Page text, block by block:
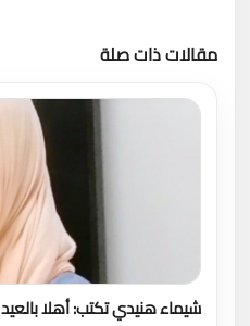
مقالات ذات صلة
شيماء هنيدي تكتب: أهلا بالعيد